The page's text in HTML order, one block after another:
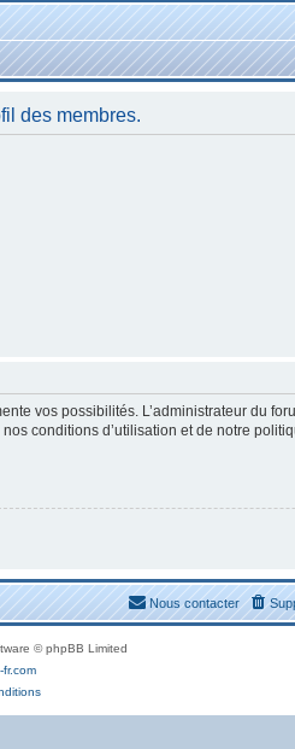
des membres.
vos possibilités. L’administrateur du
conditions d’utilisation et de notre
Nous contacter
© phpBB Limited